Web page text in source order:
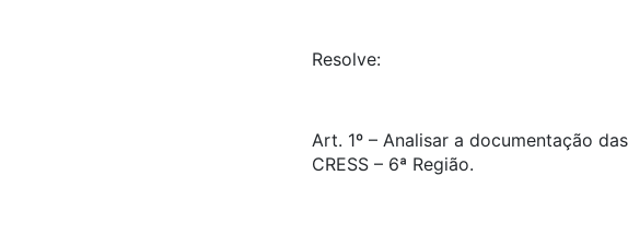
Resolve:
Art. 1º – Analisar a documentação
CRESS – 6ª Região.